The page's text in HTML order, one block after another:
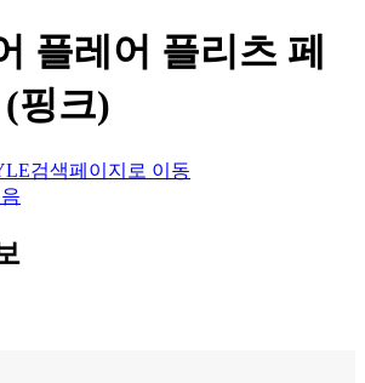
플레어 플리츠 페
핑크)
검색페이지로 이동